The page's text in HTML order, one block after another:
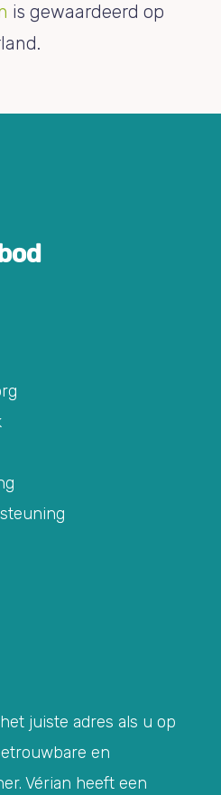
is gewaardeerd op
juiste adres als u op
en
Vérian heeft een